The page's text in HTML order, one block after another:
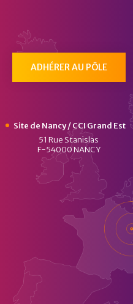
ADHÉRER AU PÔLE
Site de Nancy / CCI Grand Est
51 Rue Stanislas
F-54000 NANCY